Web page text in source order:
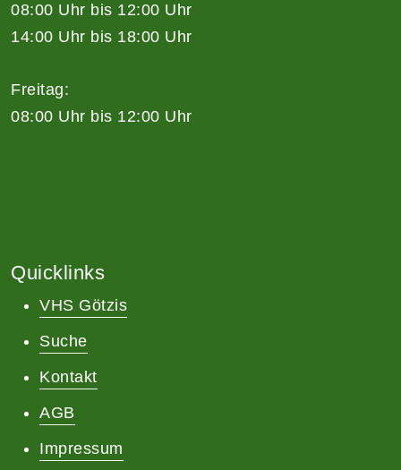
08:00 Uhr bis 12:00 Uhr
14:00 Uhr bis 18:00 Uhr
Freitag:
08:00 Uhr bis 12:00 Uhr
Quicklinks
VHS Götzis
Suche
Kontakt
AGB
Impressum